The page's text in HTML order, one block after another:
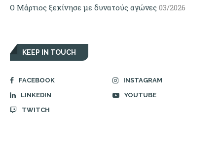
Ο Μάρτιος ξεκίνησε με δυνατούς αγώνες 03/2026
KEEP IN TOUCH
FACEBOOK
INSTAGRAM
LINKEDIN
YOUTUBE
TWITCH